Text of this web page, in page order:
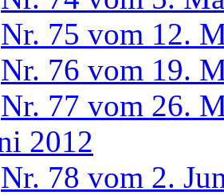
Nr. 75 vom 12.
Nr. 76 vom 19.
Nr. 77 vom 26.
2012
Nr. 78 vom 2.